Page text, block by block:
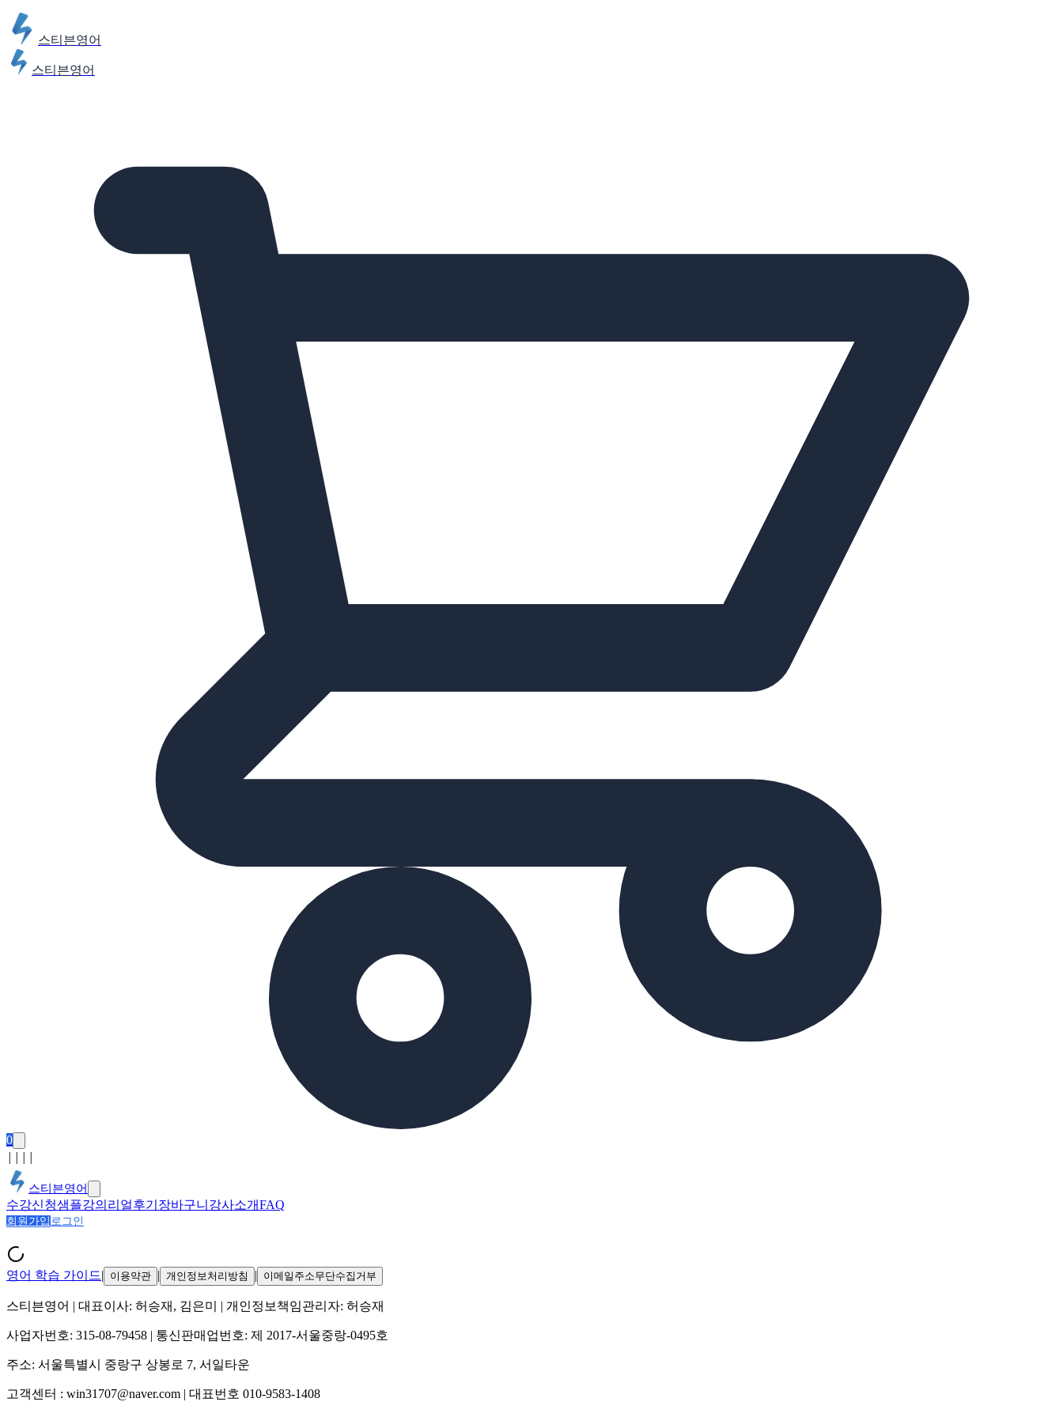
스티븐영어
스티븐영어
0
스티븐영어
수강신청샘플강의 리얼후기 장바구니 강사소개FAQ
회원가입 로그인
영어 학습 가이드| 이용약관 | 개인정보처리방침 | 이메일주소무단수집거부
스티븐영어 | 대표이사: 허승재, 김은미 | 개인정보책임관리자: 허승재
사업자번호: 315-08-79458 | 통신판매업번호: 제 2017-서울중랑-0495호
주소: 서울특별시 중랑구 상봉로 7, 서일타운
고객센터 : win31707@naver.com | 대표번호 010-9583-1408